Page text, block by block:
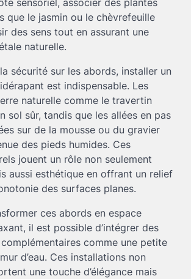
que le jasmin ou le chèvrefeuille
des sens tout en assurant une
naturelle.
sécurité sur les abords, installer un
est indispensable. Les
naturelle comme le travertin
sol sûr, tandis que les allées en pas
sur de la mousse ou du gravier
des pieds humides. Ces
jouent un rôle non seulement
aussi esthétique en offrant un relief
des surfaces planes.
ces abords en espace
il est possible d’intégrer des
complémentaires comme une petite
d’eau. Ces installations non
une touche d’élégance mais